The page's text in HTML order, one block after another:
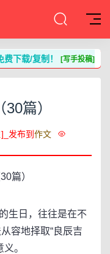
费下载/复制！ [写手投稿]
篇）
]_发布到 作文
生日，往往是在不
容地择取“良辰吉
。